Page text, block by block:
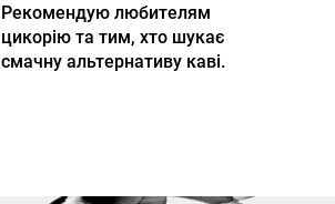
Рекомендую любителям
цикорію та тим, хто шукає
смачну альтернативу каві.